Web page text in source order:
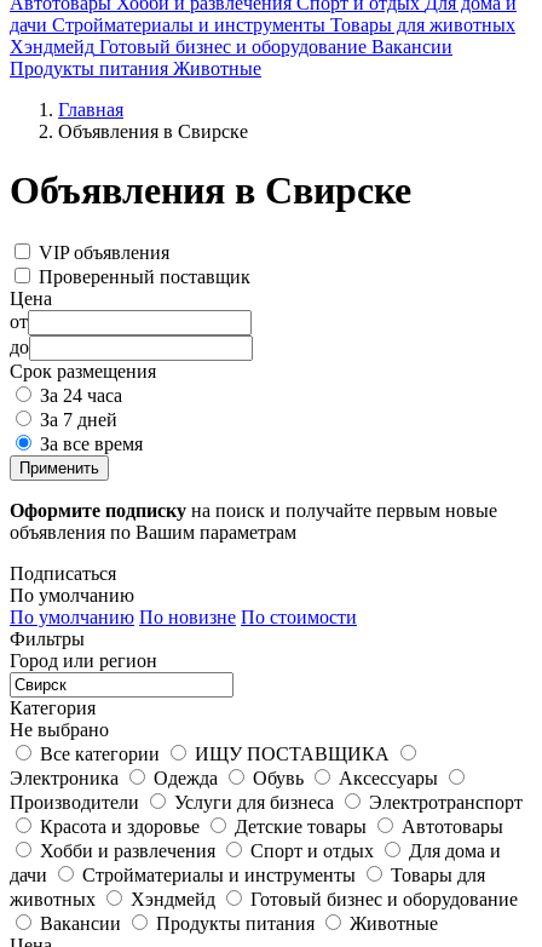
дачи Стройматериалы и инструменты Товары для животных
Хэндмейд Готовый бизнес и оборудование Вакансии
Продукты питания Животные
Главная
Объявления в Свирске
Объявления в Свирске
VIP объявления
Проверенный поставщик
Цена
от
до
Срок размещения
За 24 часа
За 7 дней
За все время
Применить
Оформите подписку на поиск и получайте первым новые
объявления по Вашим параметрам
Подписаться
По умолчанию
По умолчанию По новизне По стоимости
Фильтры
Город или регион
Категория
Не выбрано
Все категории
ИЩУ ПОСТАВЩИКА
Электроника
Одежда Обувь
Аксессуары
Производители
Услуги для бизнеса
Электротранспорт
Красота и здоровье
Детские товары
Автотовары
Хобби и развлечения
Спорт и отдых
Для дома и
дачи
Стройматериалы и инструменты
Товары для
животных
Хэндмейд
Готовый бизнес и оборудование
Вакансии
Продукты питания
Животные